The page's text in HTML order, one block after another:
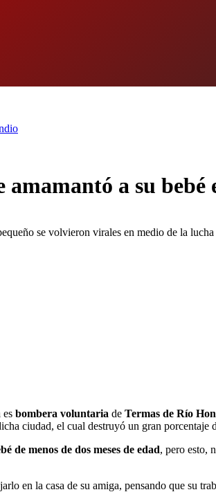
a su bebé
se volvieron virales en medio de la
es bombera voluntaria de Termas de Río
ciudad, el cual destruyó un gran porcentaje
de menos de dos meses de edad, pero esto,
en la casa de su amiga, pensando que su